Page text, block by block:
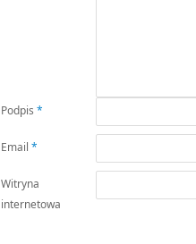
Podpis *
Email *
Witryna
internetowa